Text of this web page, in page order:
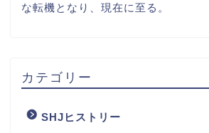
な転機となり、現在に至る。
カテゴリー
SHJヒストリー